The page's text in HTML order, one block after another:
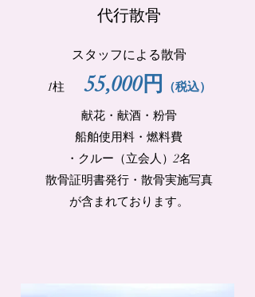
代行散骨
スタッフによる散骨
1柱 55,000円
（税込）
献花・献酒・粉骨
船舶使用料・燃料費
・クルー（立会人）2名
散骨証明書発行・散骨実施写真
が含まれております。